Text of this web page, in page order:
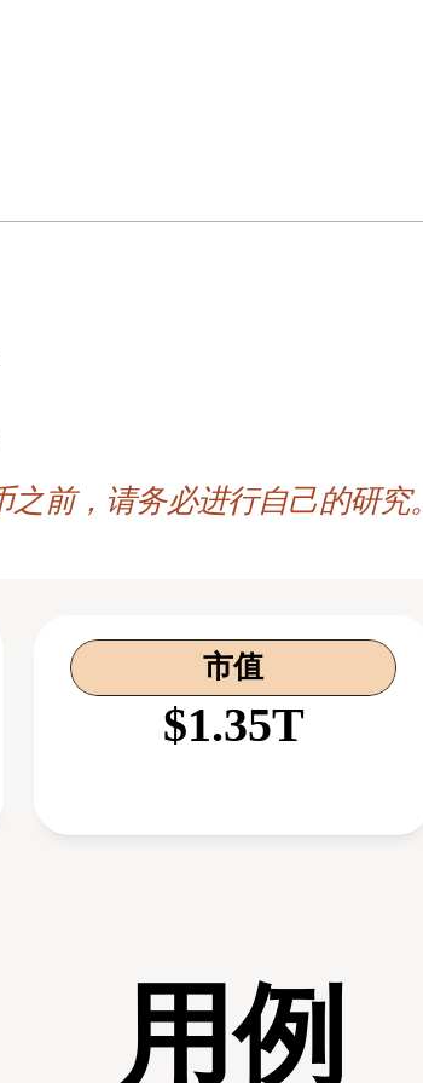
前，请务必进行自己的研究。
市值
$1.35T
用例